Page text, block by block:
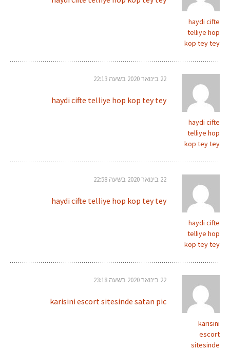
haydi cifte
telliye hop
kop tey tey
haydi cifte
telliye hop
kop tey tey
22 בינואר 2020 בשעה 22:13
haydi cifte telliye hop kop tey tey
haydi cifte
telliye hop
kop tey tey
22 בינואר 2020 בשעה 22:58
haydi cifte telliye hop kop tey tey
karisini
escort
sitesinde
22 בינואר 2020 בשעה 23:18
karisini escort sitesinde satan pic